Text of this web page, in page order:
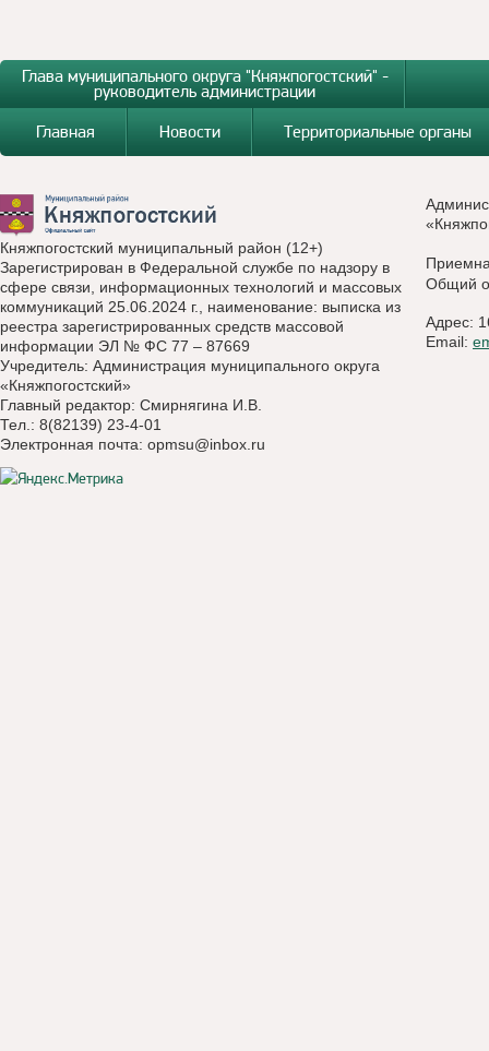
Глава муниципального округа "Княжпогостский" -
руководитель администрации
Главная
Новости Территориальные органы
Княжпогостский муниципальный район (12+)
Зарегистрирован в Федеральной службе по надзору в
сфере связи, информационных технологий и массовых
коммуникаций 25.06.2024 г., наименование: выписка из
реестра зарегистрированных средств массовой
информации ЭЛ № ФС 77 – 87669
Учредитель: Администрация муниципального округа
«Княжпогостский»
Главный редактор: Смирнягина И.В.
Тел.: 8(82139) 23-4-01
Электронная почта: opmsu@inbox.ru
Общий
Адрес:
Email: